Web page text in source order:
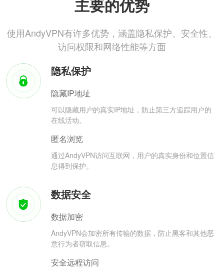
主要的优势
使用AndyVPN有许多优势，涵盖隐私保护、安全性、
访问权限和网络性能等方面
隐私保护
隐藏IP地址
可以隐藏用户的真实IP地址，防止第三方追踪用户的
在线活动。
匿名浏览
通过AndyVPN访问互联网，用户的真实身份和位置信
息得到保护。
数据安全
数据加密
AndyVPN会加密所有传输的数据，防止黑客和其他恶
意行为者窃取信息。
安全远程访问